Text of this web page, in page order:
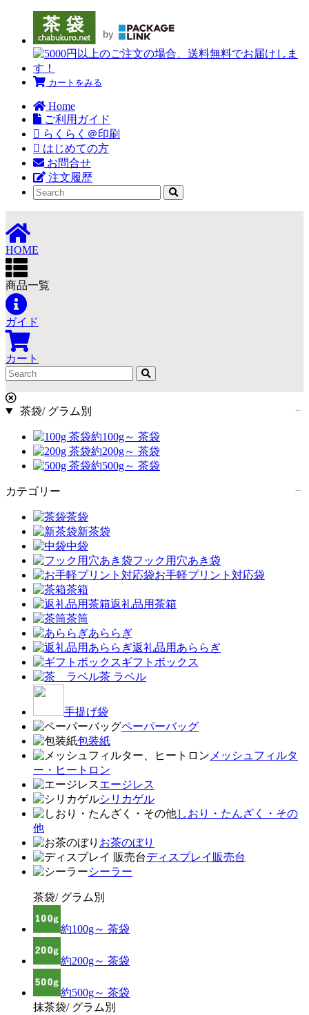
カートをみる
Home
ご利用ガイド
らくらく＠印刷
はじめての方
お問合せ
注文履歴
HOME
商品一覧
ガイド
カート
茶袋/ グラム別
約100g～ 茶袋
約200g～ 茶袋
約500g～ 茶袋
カテゴリー
茶袋
新茶袋
中袋
フック用穴あき袋
お手軽プリント対応袋
茶箱
返礼品用茶箱
茶筒
あららぎ
返礼品用あららぎ
ギフトボックス
茶 ラベル
手提げ袋
ペーパーバッグ
包装紙
メッシュフィルタ
ー・ヒートロン
エージレス
シリカゲル
しおり・たんざく・その
他
お茶のぼり
ディスプレイ販売台
シーラー
茶袋/ グラム別
約100g～ 茶袋
約200g～ 茶袋
約500g～ 茶袋
抹茶袋/ グラム別